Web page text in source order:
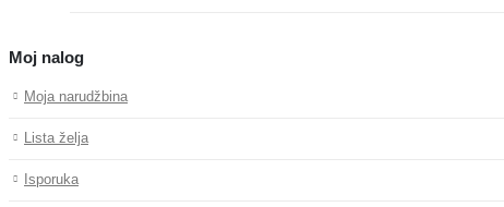
Moj nalog
Moja narudžbina
Lista želja
Isporuka